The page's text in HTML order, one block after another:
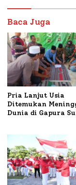
Baca Juga
Pria Lanjut Usia
Ditemukan
Dunia di Gapura